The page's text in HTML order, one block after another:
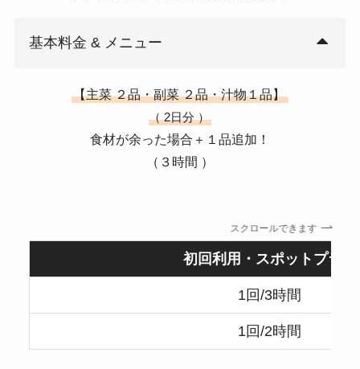
基本料金 & メニュー
【主菜 ２品・副菜 ２品・汁物１品】
（ 2日分 ）
食材が余った場合＋１品追加！
（３時間 ）
スクロールできます
初回利用・スポットプラン
1回/3時間
1回/2時間